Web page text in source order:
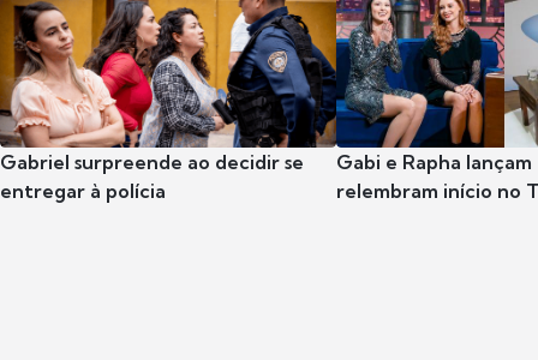
Gabriel surpreende ao decidir se
entregar à polícia
Gabi e Rapha
relembram início no